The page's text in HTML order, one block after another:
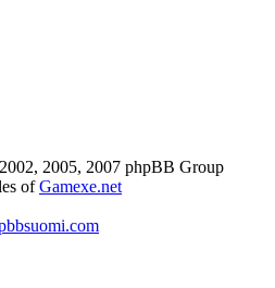
2005, 2007 phpBB Group
ofGamexe.net